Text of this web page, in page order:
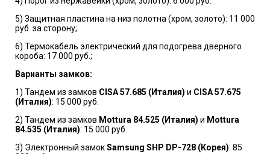
5) Защитная пластина на низ полотна (хром, золото): 11 000
руб. за сторону;
6) Термокабель электрический для подогрева дверного
короба: 17 000 руб.;
Варианты замков:
1) Тандем из замков CISA 57.685 (Италия) и CISA 57.675
(Италия): 15 000 руб.
2) Тандем из замков Mottura 84.525 (Италия) и Mottura
84.535 (Италия): 15 000 руб.
3) Электронный замокSamsung SHP DP-728 (Корея): 85